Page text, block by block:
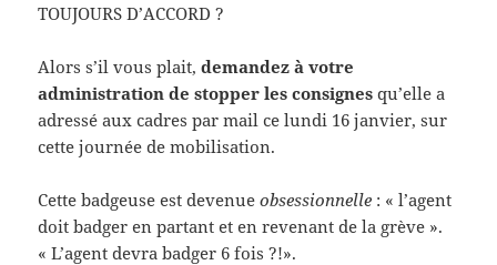
TOUJOURS D’ACCORD ?
Alors s’il vous plait,demandez à votre
administration de stopper les consignes qu’elle a
adressé aux cadres par mail ce lundi 16 janvier, sur
cette journée de mobilisation.
Cette badgeuse est devenueobsessionnelle : « l’agent
doit badger en partant et en revenant de la grève ».
« L’agent devra badger 6 fois ?!».